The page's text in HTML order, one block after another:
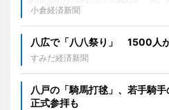
小倉経済新聞
八広で「八八祭り」 1500人
すみだ経済新聞
八戸の「騎馬打毬」、若手騎
正式参拝も